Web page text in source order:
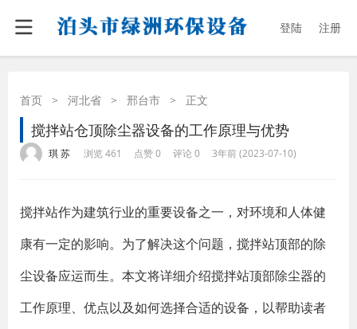
登陆 注册
首页 > 河北省 > 邢台市 > 正文
搅拌站仓顶除尘器设备的工作原理与优势
琪 苏 浏览 461 点赞 0 评论 0 3年前 (2023-07-10)
搅拌站作为建筑行业的重要设备之一，对环境和人体健
康有一定的影响。为了解决这个问题，搅拌站顶部的除
尘设备应运而生。本文将详细介绍搅拌站顶部除尘器的
工作原理、优点以及如何选择合适的设备，以帮助读者